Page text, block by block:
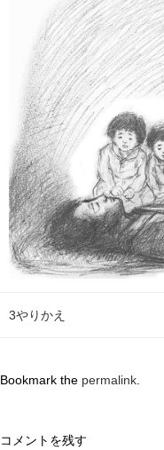
3やりかえ
Bookmark the permalink
コメントを残す